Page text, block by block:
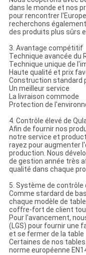
dans le monde et nos
pour rencontrer
recherchons
des produits plus sûrs
3. Avantage compétitif
Technique avancée du
Technique unique de
Haute qualité et prix
Construction standard
Un meilleur service
La livraison commode
Protection de
4. Contrôle élevé de
Afin de fournir nos
notre service et
rayez pour augmenter
production. Nous
de gestion année très
qualité dans chaque
5. Système de contrôle
Comme stardard de
chaque modèle de
coffre-fort de client
Pour l'avancement,
(LGS) pour fournir une
et se fermer de la table
Certaines de nos
norme européenne